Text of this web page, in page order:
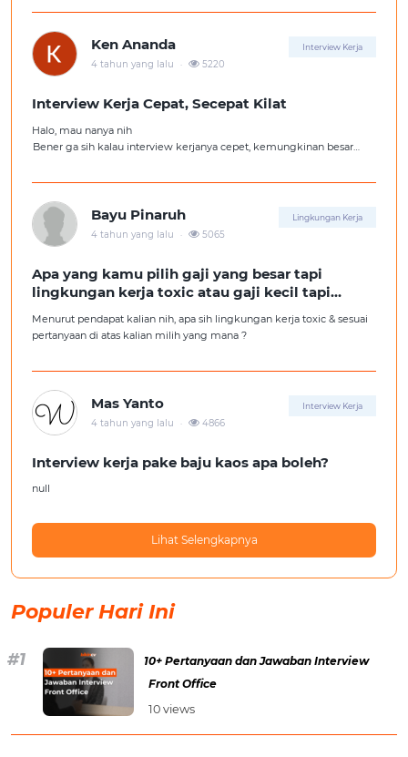
aku ambil kerjaan sesuai jurusan.
Ken Ananda Interview Kerja
4 tahun yang lalu . 5220
Interview Kerja Cepat, Secepat Kilat
Halo, mau nanya nih
Bener ga sih kalau interview kerjanya cepet, kemungkinan besar
Tolong pencerahannya dong kakak-kakak semua, soalnya aku fresh
Bayu Pinaruh Lingkungan Kerja
4 tahun yang lalu . 5065
Apa yang kamu pilih gaji yang besar tapi
lingkungan kerja toxic atau gaji kecil tapi
Menurut pendapat kalian nih, apa sih lingkungan kerja toxic & sesuai
pertanyaan di atas kalian milih yang mana ?
Mas Yanto Interview Kerja
4 tahun yang lalu . 4866
Interview kerja pake baju kaos apa boleh?
null
Lihat Selengkapnya
Populer Hari Ini
10+ Pertanyaan dan Jawaban Interview
Front Office
10 views